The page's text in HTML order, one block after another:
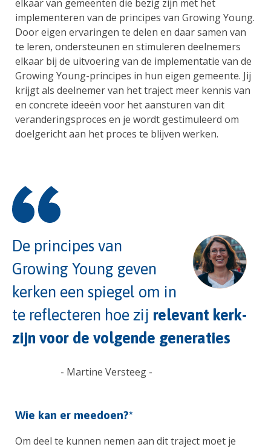
elkaar van gemeenten die bezig zijn met het
implementeren van de principes van Growing Young.
Door eigen ervaringen te delen en daar samen van
te leren, ondersteunen en stimuleren deelnemers
elkaar bij de uitvoering van de implementatie van de
Growing Young-principes in hun eigen gemeente. Jij
krijgt als deelnemer van het traject meer kennis van
en concrete ideeën voor het aansturen van dit
veranderingsproces en je wordt gestimuleerd om
doelgericht aan het proces te blijven werken.
De principes van
Growing Young geven
kerken een spiegel om in
te reflecteren hoe zij relevant kerk-
zijn voor de volgende generaties
- Martine Versteeg -
Wie kan er meedoen?*
Om deel te kunnen nemen aan dit traject moet je